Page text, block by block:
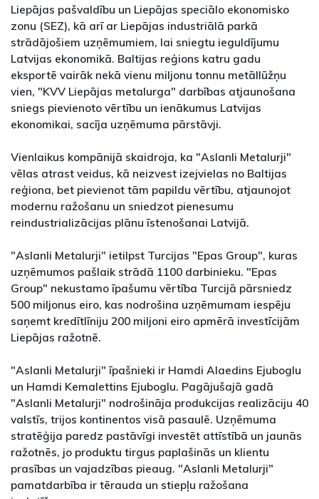
Liepājas pašvaldību un Liepājas speciālo ekonomisko
zonu (SEZ), kā arī ar Liepājas industriālā parkā
strādājošiem uzņēmumiem, lai sniegtu ieguldījumu
Latvijas ekonomikā. Baltijas reģions katru gadu
eksportē vairāk nekā vienu miljonu tonnu metāllūžņu
vien, "KVV Liepājas metalurga" darbības atjaunošana
sniegs pievienoto vērtību un ienākumus Latvijas
ekonomikai, sacīja uzņēmuma pārstāvji.
Vienlaikus kompānijā skaidroja, ka "Aslanli Metalurji"
vēlas atrast veidus, kā neizvest izejvielas no Baltijas
reģiona, bet pievienot tām papildu vērtību, atjaunojot
modernu ražošanu un sniedzot pienesumu
reindustrializācijas plānu īstenošanai Latvijā.
"Aslanli Metalurji" ietilpst Turcijas "Epas Group", kuras
uzņēmumos pašlaik strādā 1100 darbinieku. "Epas
Group" nekustamo īpašumu vērtība Turcijā pārsniedz
500 miljonus eiro, kas nodrošina uzņēmumam iespēju
saņemt kredītlīniju 200 miljoni eiro apmērā investīcijām
Liepājas ražotnē.
"Aslanli Metalurji" īpašnieki ir Hamdi Alaedins Ejuboglu
un Hamdi Kemalettins Ejuboglu. Pagājušajā gadā
"Aslanli Metalurji" nodrošināja produkcijas realizāciju 40
valstīs, trijos kontinentos visā pasaulē. Uzņēmuma
stratēģija paredz pastāvīgi investēt attīstībā un jaunās
ražotnēs, jo produktu tirgus paplašinās un klientu
prasības un vajadzības pieaug. "Aslanli Metalurji"
pamatdarbība ir tērauda un stiepļu ražošana